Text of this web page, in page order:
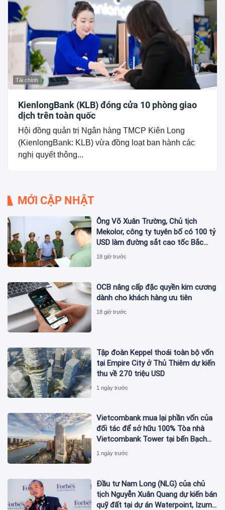
Tài chính
KienlongBank (KLB) đóng cửa 10 phòng giao
dịch trên toàn quốc
Hội đồng quản trị Ngân hàng TMCP Kiên Long
(KienlongBank: KLB) vừa đồng loạt ban hành các
nghị quyết thông...
MỚI CẬP NHẬT
Ông Võ Xuân Trường, Chủ tịch
Mekolor, công ty tuyên bố có 100 tỷ
USD làm đường sắt cao tốc Bắc
Nam bị bắt
18 giờ trước
OCB nâng cấp đặc quyền kim cương
dành cho khách hàng ưu tiên
18 giờ trước
Tập đoàn Keppel thoái toàn bộ vốn
tại Empire City ở Thủ Thiêm dự kiến
thu về 270 triệu USD
1 ngày trước
Vietcombank mua lại phần vốn của
đối tác để sở hữu 100% Tòa nhà
Vietcombank Tower tại bến Bạch
Đằng
1 ngày trước
Đầu tư Nam Long (NLG) của chủ
tịch Nguyễn Xuân Quang dự kiến bán
quỹ đất tại dự án Waterpoint, Izumi